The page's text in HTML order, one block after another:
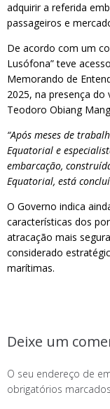
adquirir a referida
passageiros e
De acordo com um
Lusófona” teve
Memorando de
2025, na presença do
Teodoro Obiang
“Após meses de
Equatorial e
embarcação,
Equatorial, está
O Governo indica
características dos
atracação mais
considerado
marítimas.
Deixe um
O seu endereço de
obrigatórios